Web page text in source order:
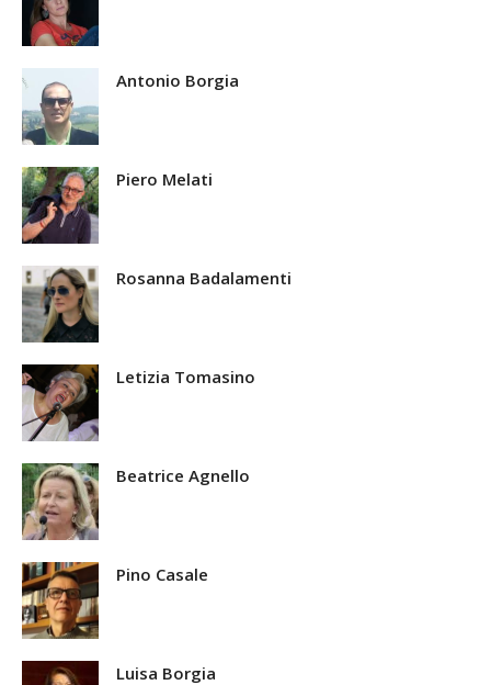
Antonio Borgia
Piero Melati
Rosanna Badalamenti
Letizia Tomasino
Beatrice Agnello
Pino Casale
Luisa Borgia